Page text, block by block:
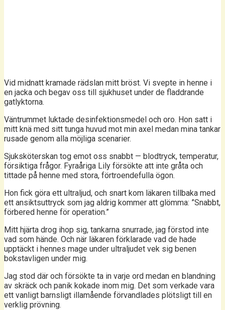
Vid midnatt kramade rädslan mitt bröst. Vi svepte in henne i
en jacka och begav oss till sjukhuset under de fladdrande
gatlyktorna.
Väntrummet luktade desinfektionsmedel och oro. Hon satt i
mitt knä med sitt tunga huvud mot min axel medan mina tankar
rusade genom alla möjliga scenarier.
Sjuksköterskan tog emot oss snabbt — blodtryck, temperatur,
försiktiga frågor. Fyraåriga Lily försökte att inte gråta och
tittade på henne med stora, förtroendefulla ögon.
Hon fick göra ett ultraljud, och snart kom läkaren tillbaka med
ett ansiktsuttryck som jag aldrig kommer att glömma: ”Snabbt,
förbered henne för operation.”
Mitt hjärta drog ihop sig, tankarna snurrade, jag förstod inte
vad som hände. Och när läkaren förklarade vad de hade
upptäckt i hennes mage under ultraljudet vek sig benen
bokstavligen under mig.
Jag stod där och försökte ta in varje ord medan en blandning
av skräck och panik kokade inom mig. Det som verkade vara
ett vanligt barnsligt illamående förvandlades plötsligt till en
verklig prövning.